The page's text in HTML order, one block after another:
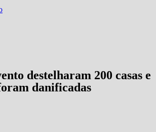
destelharam 200 casas e
danificadas